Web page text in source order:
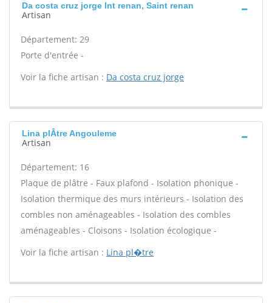
Da costa cruz jorge Int renan, Saint renan
Artisan
Département: 29
Porte d'entrée -
Voir la fiche artisan : Da costa cruz jorge
Lina plÂtre Angouleme
Artisan
Département: 16
Plaque de plâtre - Faux plafond - Isolation phonique -
Isolation thermique des murs intérieurs - Isolation des
combles non aménageables - Isolation des combles
aménageables - Cloisons - Isolation écologique -
Voir la fiche artisan : Lina pl�tre